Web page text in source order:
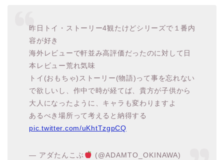
昨日トイ・ストーリー4観たけどシリーズで１番内
容が好き
海外レビューで軒並み高評価だったのに対して日
本レビュー荒れ気味
トイ(おもちゃ)ストーリー(物語)って事を忘れない
で欲しいし、作中で時が経てば、貴方が子供から
大人になったように、キャラも変わりますよ
あるべき場所って考えると納得する
pic.twitter.com/uKhtTzgpCQ
— アダたんこぶ
(@ADAMTO_OKINAWA)